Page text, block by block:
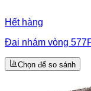
Hết hàng
Đai nhám vòng
Chọn để so sánh